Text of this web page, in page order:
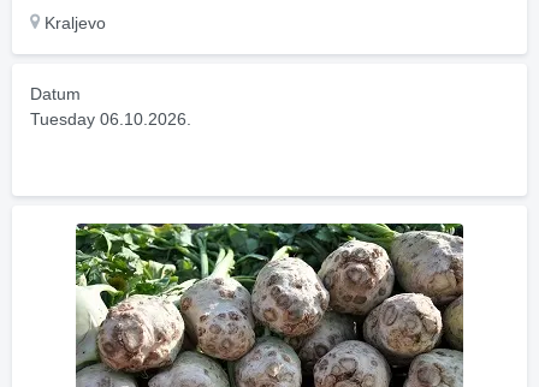
Kraljevo
Datum
Tuesday 06.10.2026.